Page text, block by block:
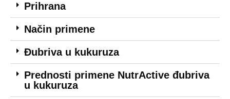
Prihrana
Način primene
Đubriva u kukuruza
Prednosti primene NutrActive đubriva
u kukuruza